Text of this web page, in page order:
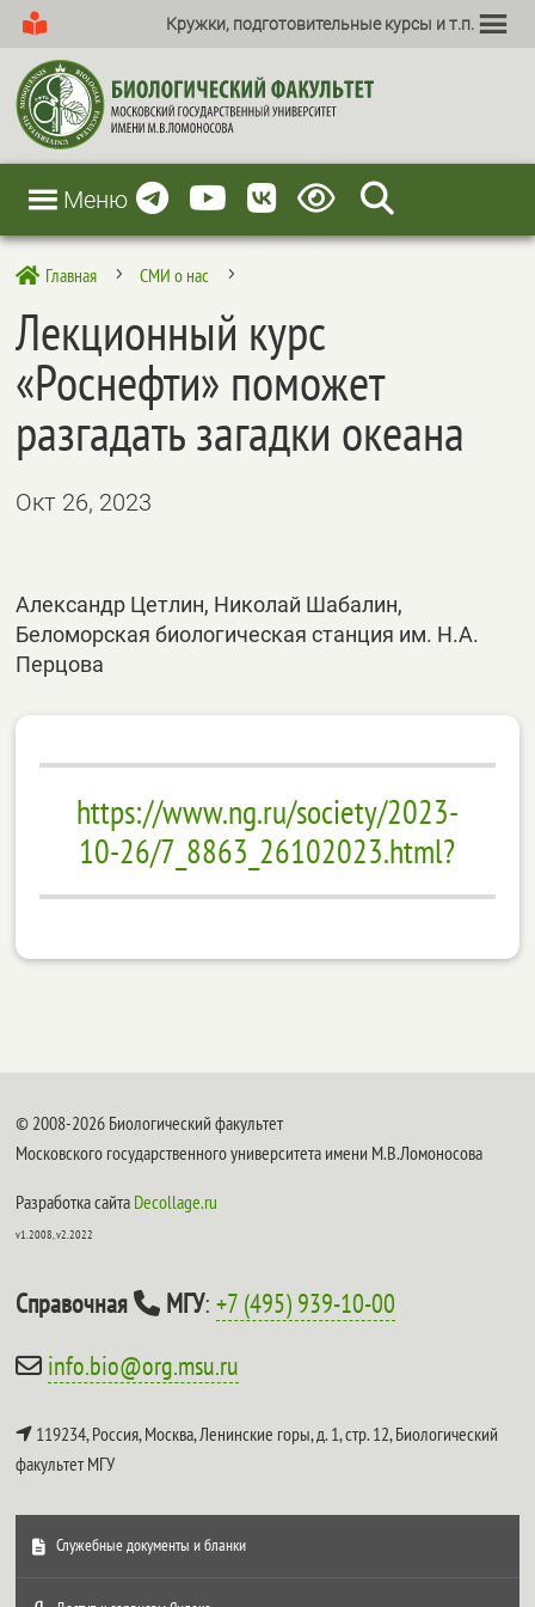
Кружки, подготовительные курсы и т.п.
Меню
 Главная 5 СМИ о нас 5
Лекционный курс
«Роснефти» поможет
разгадать загадки океана
Окт 26, 2023
Александр Цетлин, Николай Шабалин,
Беломорская биологическая станция им. Н.А.
Перцова
https://www.ng.ru/society/2023-
10-26/7_8863_26102023.html?
© 2008-2026 Биологический факультет
Московского государственного университета имени М.В.Ломоносова
Разработка сайта Decollage.ru
v1.2008, v2.2022
Справочная МГУ:+7 (495) 939-10-00
info.bio@org.msu.ru
119234, Россия, Москва, Ленинские горы, д. 1, стр. 12,Биологический
факультет МГУ
Служебные документы и бланки